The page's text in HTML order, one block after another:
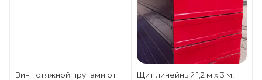
Винт стяжной прутами от
Щит линейный 1,2 м х 3 м,